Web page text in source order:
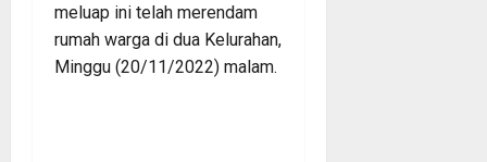
meluap ini telah merendam
rumah warga di dua Kelurahan,
Minggu (20/11/2022) malam.